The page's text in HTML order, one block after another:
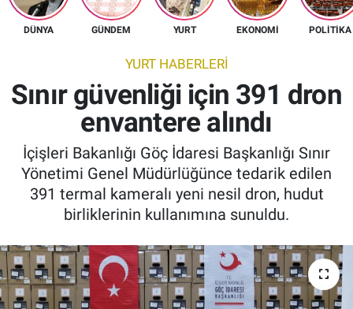
DÜNYA GÜNDEM YURT EKONOMİ POLİTİKA
YURT HABERLERİ
Sınır güvenliği için 391 dron
envantere alındı
İçişleri Bakanlığı Göç İdaresi Başkanlığı Sınır
Yönetimi Genel Müdürlüğünce tedarik edilen
391 termal kameralı yeni nesil dron, hudut
birliklerinin kullanımına sunuldu.